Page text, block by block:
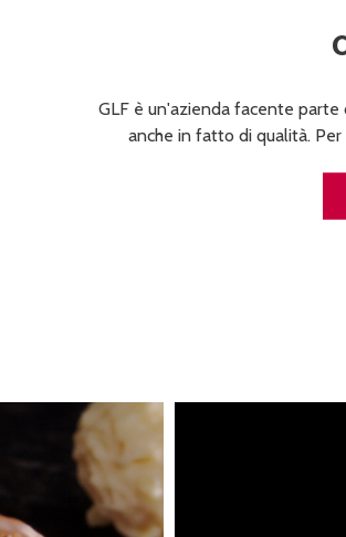
GLF è un'azienda facente
anche in fatto di qualità.